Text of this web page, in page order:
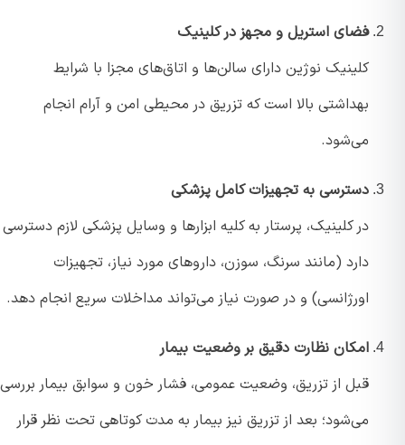
فضای استریل و مجهز در کلینیک
کلینیک نوژین دارای سالن‌ها و اتاق‌های مجزا با شرایط
بهداشتی بالا است که تزریق در محیطی امن و آرام انجام
می‌شود.
دسترسی به تجهیزات کامل پزشکی
در کلینیک، پرستار به کلیه ابزارها و وسایل پزشکی لازم دسترسی
دارد (مانند سرنگ، سوزن، داروهای مورد نیاز، تجهیزات
اورژانسی) و در صورت نیاز می‌تواند مداخلات سریع انجام دهد.
امکان نظارت دقیق بر وضعیت بیمار
قبل از تزریق، وضعیت عمومی، فشار خون و سوابق بیمار بررسی
می‌شود؛ بعد از تزریق نیز بیمار به مدت کوتاهی تحت نظر قرار